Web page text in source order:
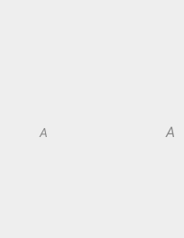
A A